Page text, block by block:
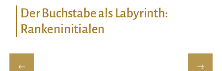
Der Buchstabe als Labyrinth:
Rankeninitialen